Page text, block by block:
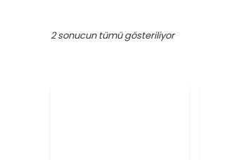
2 sonucun tümü gösteriliyor